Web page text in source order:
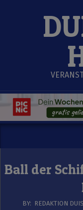
Menu
Ball der
BY: REDAKTION